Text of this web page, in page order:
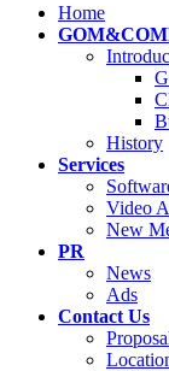
Home
History
Services
Video
New
PR
News
Ads
Contact Us